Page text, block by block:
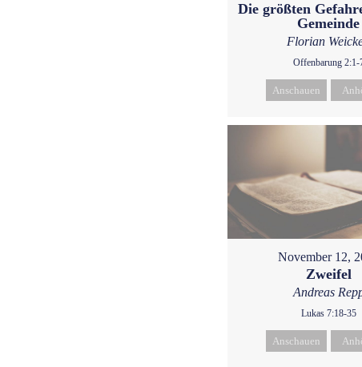
Die größten
Gemeinde
Florian
Offenbarung 2:1-
Anschauen
November 12,
Zweifel
Andreas
Lukas 7:18-35
Anschauen